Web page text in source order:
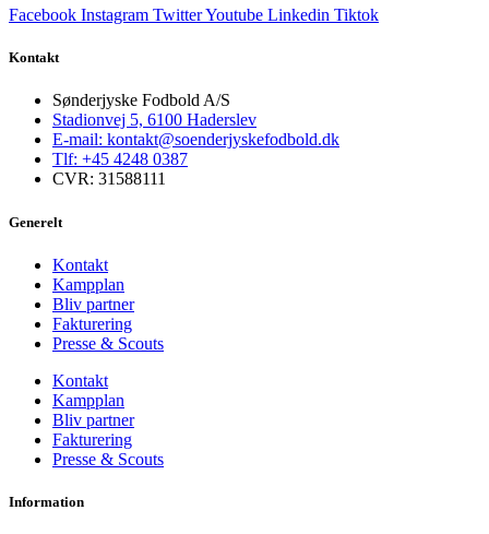
Facebook Instagram TwitterYoutube Linkedin Tiktok
Kontakt
Sønderjyske Fodbold A/S
Stadionvej 5, 6100 Haderslev
E-mail: kontakt@soenderjyskefodbold.dk
Tlf: +45 4248 0387
CVR: 31588111
Generelt
Kontakt
Kampplan
Bliv partner
Fakturering
Presse & Scouts
Kontakt
Kampplan
Bliv partner
Fakturering
Presse & Scouts
Information